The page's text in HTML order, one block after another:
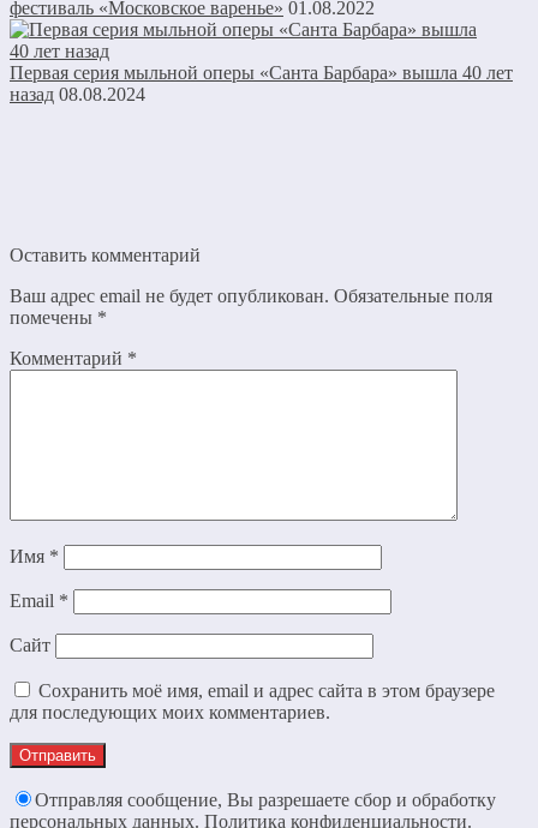
фестиваль «Московское варенье» 01.08.2022
Первая серия мыльной оперы «Санта Барбара» вышла 40 лет
назад 08.08.2024
Оставить комментарий
Ваш адрес email не будет опубликован. Обязательные поля
помечены *
Комментарий *
Имя *
Email *
Сайт
Сохранить моё имя, email и адрес сайта в этом браузере
для последующих моих комментариев.
Отправляя сообщение, Вы разрешаете сбор и обработку
персональных данных. Политика конфиденциальности.